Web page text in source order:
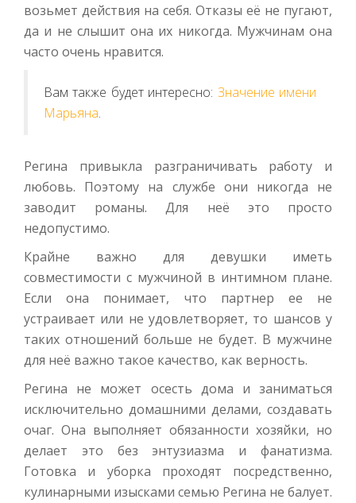
возьмет действия на себя. Отказы её не пугают,
да и не слышит она их никогда. Мужчинам она
часто очень нравится.
Вам также будет интересно: Значение имени
Марьяна.
Регина привыкла разграничивать работу и
любовь. Поэтому на службе они никогда не
заводит романы. Для неё это просто
недопустимо.
Крайне важно для девушки иметь
совместимости с мужчиной в интимном плане.
Если она понимает, что партнер ее не
устраивает или не удовлетворяет, то шансов у
таких отношений больше не будет. В мужчине
для неё важно такое качество, как верность.
Регина не может осесть дома и заниматься
исключительно домашними делами, создавать
очаг. Она выполняет обязанности хозяйки, но
делает это без энтузиазма и фанатизма.
Готовка и уборка проходят посредственно,
кулинарными изысками семью Регина не балует.